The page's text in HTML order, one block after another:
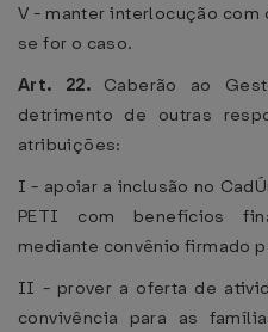
V - manter interlocução com
se for o caso.
Art. 22. Caberão ao
detrimento de outras
atribuições:
I - apoiar a inclusão no
PETI com benefícios
mediante convênio firmado
II - prover a oferta de
convivência para as